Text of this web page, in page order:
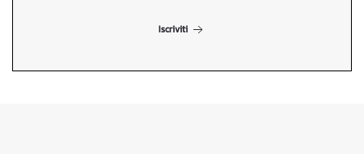
Iscriviti